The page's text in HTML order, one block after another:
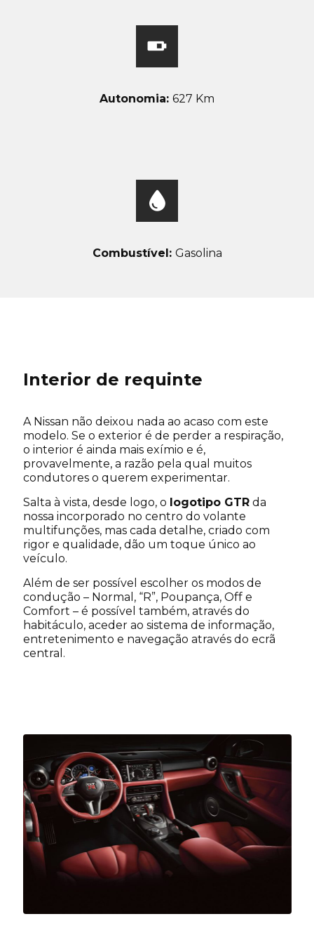
Autonomia: 627 Km
Combustível: Gasolina
Interior de requinte
A Nissan não deixou nada ao acaso com este
modelo. Se o exterior é de perder a respiração,
o interior é ainda mais exímio e é,
provavelmente, a razão pela qual muitos
condutores o querem experimentar.
Salta à vista, desde logo, o logotipo GTRda
nossa incorporado no centro do volante
multifunções, mas cada detalhe, criado com
rigor e qualidade, dão um toque único ao
veículo.
Além de ser possível escolher os modos de
condução – Normal, “R”, Poupança, Off e
Comfort – é possível também, através do
habitáculo, aceder ao sistema de informação,
entretenimento e navegação através do ecrã
central.